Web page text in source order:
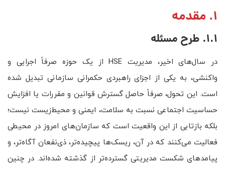
1. مقدمه
1.1. طرح مسئله
در سال‌های اخیر، مدیریت HSE از یک حوزه صرفاً اجرایی و
واکنشی، به یکی از اجزای راهبردی حکمرانی سازمانی تبدیل شده
است. این تحول، صرفاً حاصل گسترش قوانین و مقررات یا افزایش
حساسیت اجتماعی نسبت به سلامت، ایمنی و محیط‌زیست نیست؛
بلکه بازتابی از این واقعیت است که سازمان‌های امروز در محیطی
فعالیت می‌کنند که در آن، ریسک‌ها پیچیده‌تر، ذی‌نفعان آگاه‌تر، و
پیامدهای شکست مدیریتی گسترده‌تر از گذشته شده‌اند. در چنین